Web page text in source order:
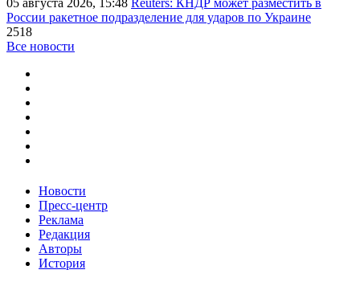
России ракетное подразделение для ударов по Украине
2518
Все новости
Новости
Пресс-центр
Реклама
Редакция
Авторы
История